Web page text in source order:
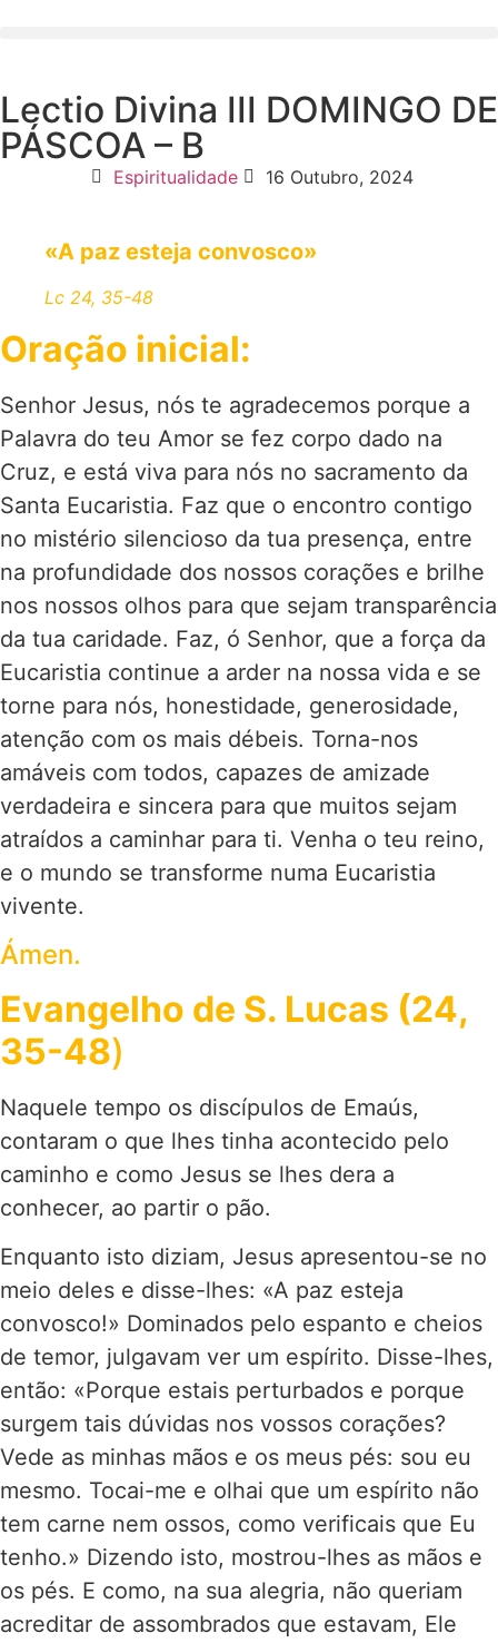
Lectio Divina III DOMINGO DE
PÁSCOA – B
Espiritualidade 16 Outubro, 2024
«A paz esteja convosco»
Lc 24, 35-48
Oração inicial:
Senhor Jesus, nós te agradecemos porque a
Palavra do teu Amor se fez corpo dado na
Cruz, e está viva para nós no sacramento da
Santa Eucaristia. Faz que o encontro contigo
no mistério silencioso da tua presença, entre
na profundidade dos nossos corações e brilhe
nos nossos olhos para que sejam transparência
da tua caridade. Faz, ó Senhor, que a força da
Eucaristia continue a arder na nossa vida e se
torne para nós, honestidade, generosidade,
atenção com os mais débeis. Torna-nos
amáveis com todos, capazes de amizade
verdadeira e sincera para que muitos sejam
atraídos a caminhar para ti. Venha o teu reino,
e o mundo se transforme numa Eucaristia
vivente.
Ámen.
Evangelho de S. Lucas (24,
35-48)
Naquele tempo os discípulos de Emaús,
contaram o que lhes tinha acontecido pelo
caminho e como Jesus se lhes dera a
conhecer, ao partir o pão.
Enquanto isto diziam, Jesus apresentou-se no
meio deles e disse-lhes: «A paz esteja
convosco!» Dominados pelo espanto e cheios
de temor, julgavam ver um espírito. Disse-lhes,
então: «Porque estais perturbados e porque
surgem tais dúvidas nos vossos corações?
Vede as minhas mãos e os meus pés: sou eu
mesmo. Tocai-me e olhai que um espírito não
tem carne nem ossos, como verificais que Eu
tenho.» Dizendo isto, mostrou-lhes as mãos e
os pés. E como, na sua alegria, não queriam
acreditar de assombrados que estavam, Ele